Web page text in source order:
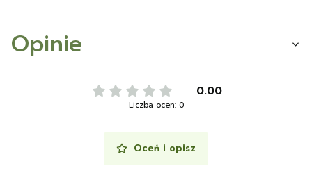
Opinie
0.00
Liczba ocen: 0
Oceń i opisz